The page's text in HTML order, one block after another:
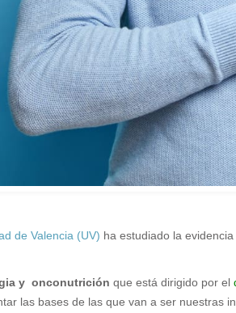
de Valencia (UV) ha estudiado la
y onconutrición que está dirigido por el
las bases de las que van a ser nuestras